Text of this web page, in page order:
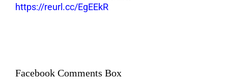
https://reurl.cc/EgEEkR
Facebook Comments Box